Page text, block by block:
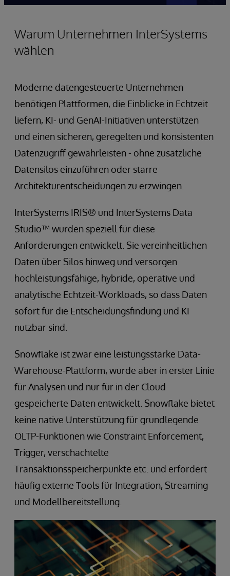
Warum Unternehmen InterSystems
wählen
Moderne datengesteuerte Unternehmen
benötigen Plattformen, die Einblicke in Echtzeit
liefern, KI- und GenAI-Initiativen unterstützen
und einen sicheren, geregelten und konsistenten
Datenzugriff gewährleisten - ohne zusätzliche
Datensilos einzuführen oder starre
Architekturentscheidungen zu erzwingen.
InterSystems IRIS® und InterSystems Data
Studio™ wurden speziell für diese
Anforderungen entwickelt. Sie vereinheitlichen
Daten über Silos hinweg und versorgen
hochleistungsfähige, hybride, operative und
analytische Echtzeit-Workloads, so dass Daten
sofort für die Entscheidungsfindung und KI
nutzbar sind.
Snowflake ist zwar eine leistungsstarke Data-
Warehouse-Plattform, wurde aber in erster Linie
für Analysen und nur für in der Cloud
gespeicherte Daten entwickelt. Snowflake bietet
keine native Unterstützung für grundlegende
OLTP-Funktionen wie Constraint Enforcement,
Trigger, verschachtelte
Transaktionsspeicherpunkte etc. und erfordert
häufig externe Tools für Integration, Streaming
und Modellbereitstellung.